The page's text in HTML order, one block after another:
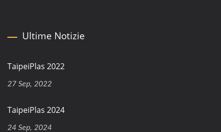
Ultime Notizie
TaipeiPlas 2022
27 Sep, 2022
TaipeiPlas 2024
24 Sep, 2024